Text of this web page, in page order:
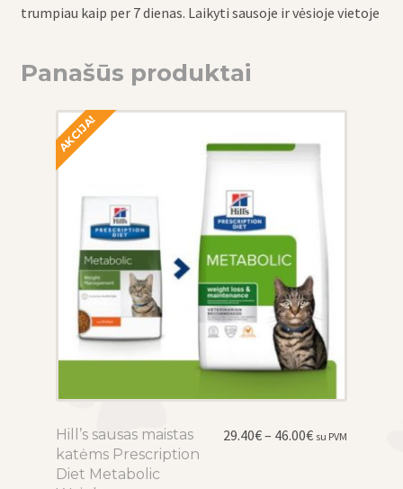
trumpiau kaip per 7 dienas. Laikyti sausoje ir vėsioje vietoje
Panašūs produktai
This
Hill’s sausas maistas
katėms Prescription
Diet Metabolic
29.40€– 46.00€Price
su PVM
AKCIJA!